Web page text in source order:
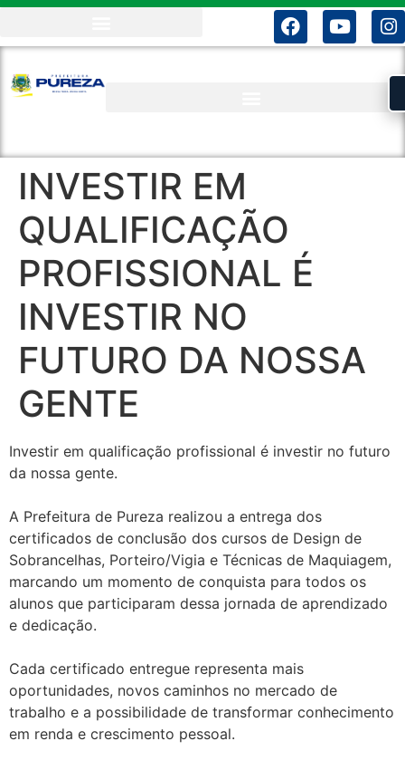
INVESTIR EM
QUALIFICAÇÃO
PROFISSIONAL É
INVESTIR NO
FUTURO DA NOSSA
GENTE
Investir em qualificação profissional é investir no futuro
da nossa gente.
A Prefeitura de Pureza realizou a entrega dos
certificados de conclusão dos cursos de Design de
Sobrancelhas, Porteiro/Vigia e Técnicas de Maquiagem,
marcando um momento de conquista para todos os
alunos que participaram dessa jornada de aprendizado
e dedicação.
Cada certificado entregue representa mais
oportunidades, novos caminhos no mercado de
trabalho e a possibilidade de transformar conhecimento
em renda e crescimento pessoal.